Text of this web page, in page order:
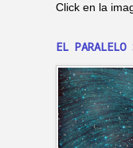
Click en la
EL